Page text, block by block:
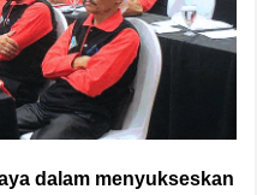
dalam menyukseskan